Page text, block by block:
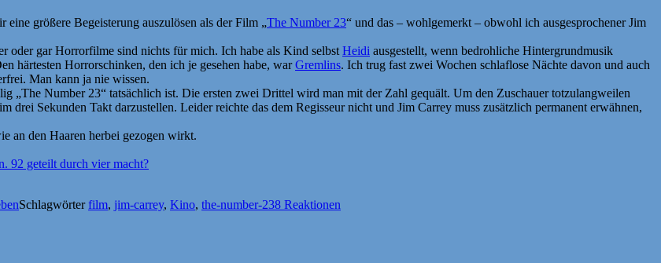
größere Begeisterung auszulösen als der Film „The Number 23“ und das – wohlgemerkt – obwohl ich ausgesprochener Jim
oder gar Horrorfilme sind nichts für mich. Ich habe als Kind selbst Heidi ausgestellt, wenn bedrohliche Hintergrundmusik
härtesten Horrorschinken, den ich je gesehen habe, warGremlins. Ich trug fast zwei Wochen schlaflose Nächte davon und auch
Man kann ja nie wissen.
„The Number 23“ tatsächlich ist. Die ersten zwei Drittel wird man mit der Zahl gequält. Um den Zuschauer totzulangweilen
Sekunden Takt darzustellen. Leider reichte das dem Regisseur nicht und Jim Carrey muss zusätzlich permanent erwähnen,
an den Haaren herbei gezogen wirkt.
92 geteilt durch vier macht?
Schlagwörterfilm, jim-carrey, Kino, the-number-238 Reaktionen